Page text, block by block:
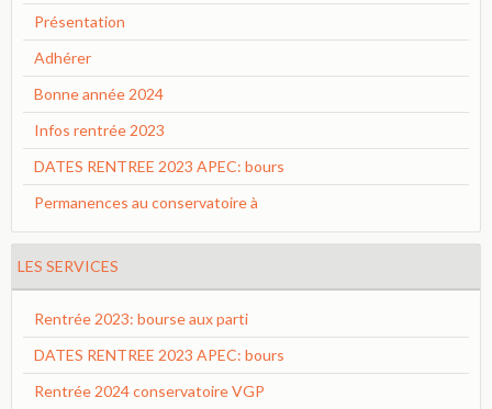
Présentation
Adhérer
Bonne année 2024
Infos rentrée 2023
DATES RENTREE 2023 APEC: bours
Permanences au conservatoire à
LES SERVICES
Rentrée 2023: bourse aux parti
DATES RENTREE 2023 APEC: bours
Rentrée 2024 conservatoire VGP